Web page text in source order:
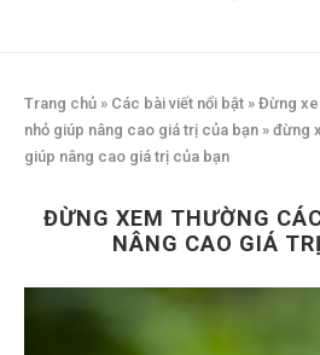
Trang chủ » Các bài viết nổi bật » Đừng
nhỏ giúp nâng cao giá trị của bạn » đừng
giúp nâng cao giá trị của bạn
ĐỪNG XEM THƯỜNG
NÂNG CAO GIÁ